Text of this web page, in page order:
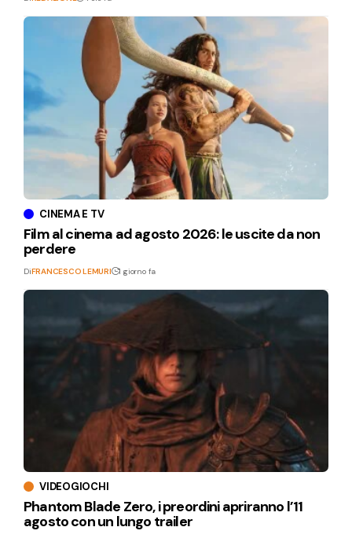
CINEMA E TV
Film al cinema ad agosto 2026: le uscite da non
perdere
DiFRANCESCO LEMURI 1 giorno fa
VIDEOGIOCHI
Phantom Blade Zero, i preordini apriranno l’11
agosto con un lungo trailer